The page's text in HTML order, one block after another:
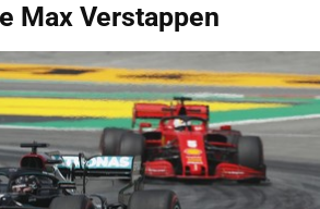
Max Verstappen